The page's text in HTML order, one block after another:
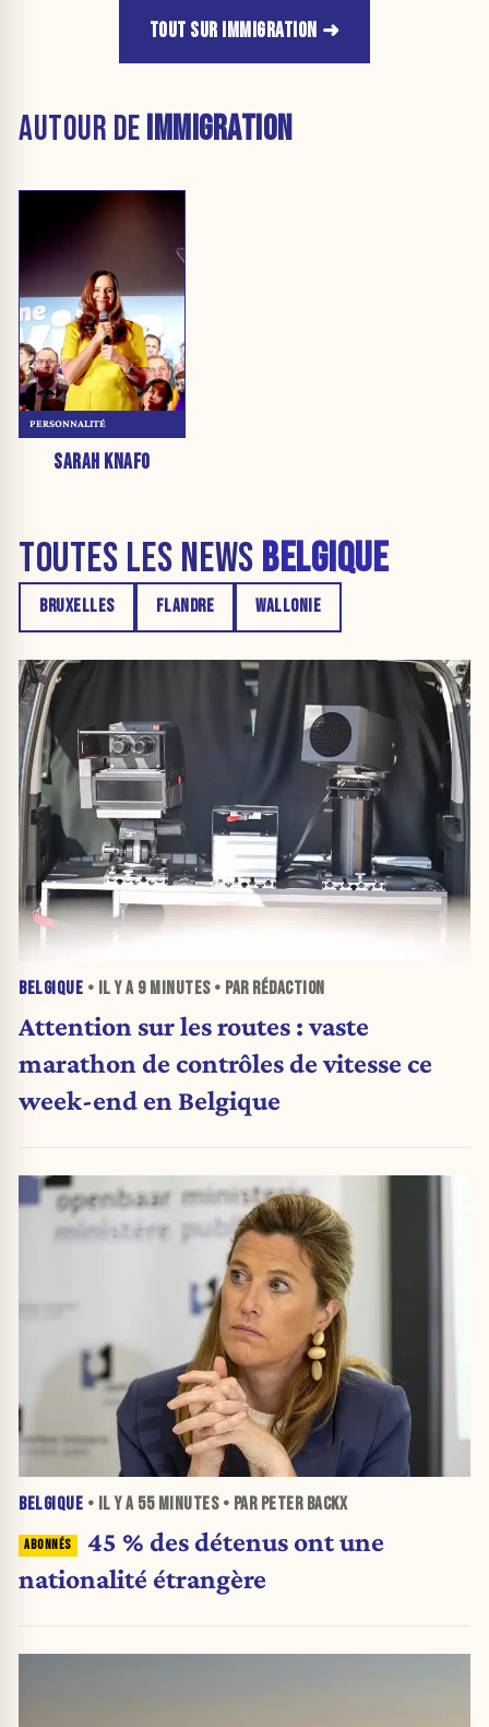
TOUT SUR IMMIGRATION
AUTOUR DEIMMIGRATION
SARAH KNAFO
PERSONNALITÉ
TOUTES LES NEWS BELGIQUE
BRUXELLES FLANDRE WALLONIE
BELGIQUE • IL Y A 9 MINUTES• PAR RÉDACTION
Attention sur les routes : vaste
marathon de contrôles de vitesse ce
week-end en Belgique
BELGIQUE • IL Y A 55 MINUTES• PAR PETER BACKX
45 % des détenus ont une
nationalité étrangère